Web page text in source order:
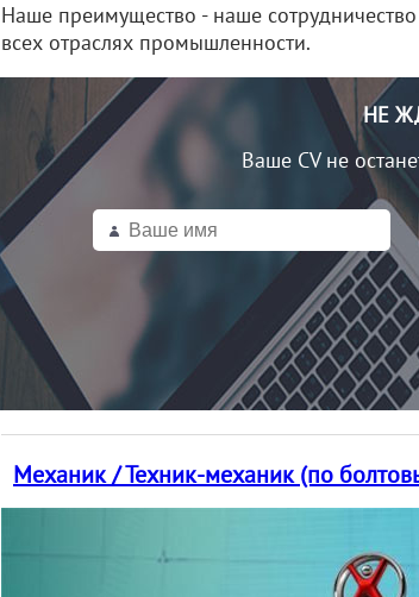
Наше преимущество - наше
всех отраслях промышленности.
НЕ
Ваше CV не
Механик / Техник-механик (по